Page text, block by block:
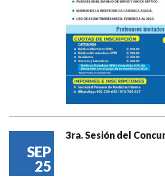
SEP
25
3ra. Sesión del